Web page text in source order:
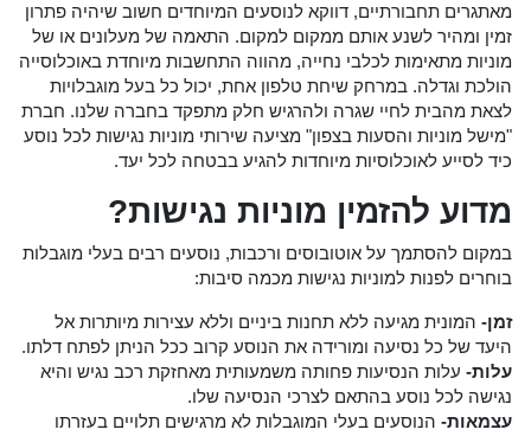
מאתגרים תחבורתיים, דווקא לנוסעים המיוחדים חשוב שיהיה פתרון
זמין ומהיר לשנע אותם ממקום למקום. התאמה של מעלונים או של
מוניות מתאימות לכלבי נחייה, מהווה התחשבות מיוחדת באוכלוסייה
הולכת וגדלה. במרחק שיחת טלפון אחת, יכול כל בעל מוגבלויות
לצאת מהבית לחיי שגרה ולהרגיש חלק מתפקד בחברה שלנו. חברת
"מישל מוניות והסעות בצפון" מציעה שירותי מוניות נגישות לכל נוסע
כיד לסייע לאוכלוסיות מיוחדות להגיע בבטחה לכל יעד.
מדוע להזמין מוניות נגישות?
במקום להסתמך על אוטובוסים ורכבות, נוסעים רבים בעלי מוגבלות
בוחרים לפנות למוניות נגישות מכמה סיבות:
זמן- המונית מגיעה ללא תחנות ביניים וללא עצירות מיותרות אל
היעד של כל נסיעה ומורידה את הנוסע קרוב ככל הניתן לפתח דלתו.
עלות- עלות הנסיעות פחותה משמעותית מאחזקת רכב נגיש והיא
נגישה לכל נוסע בהתאם לצרכי הנסיעה שלו.
עצמאות- הנוסעים בעלי המוגבלות לא מרגישים תלויים בעזרתו